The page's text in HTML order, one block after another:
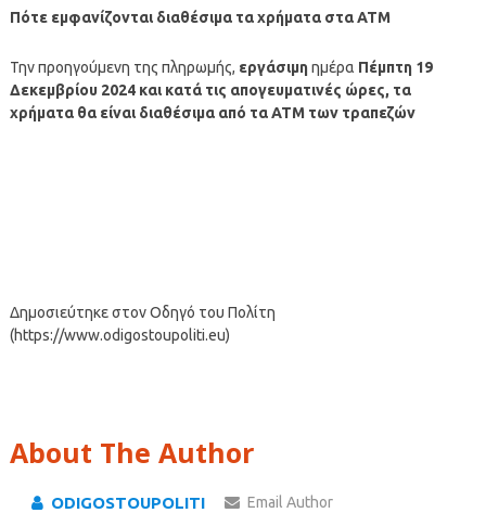
Πότε εμφανίζονται διαθέσιμα τα χρήματα στα ΑΤΜ
Την προηγούμενη της πληρωμής, εργάσιμηημέρα Πέμπτη 19
Δεκεμβρίου 2024και κατά τις απογευματινές ώρες, τα
χρήματα θα είναι διαθέσιμα από τα ΑΤΜ των τραπεζών
Δημοσιεύτηκε στον Οδηγό του Πολίτη
(https://www.odigostoupoliti.eu)
About The Author
ODIGOSTOUPOLITI Email Author